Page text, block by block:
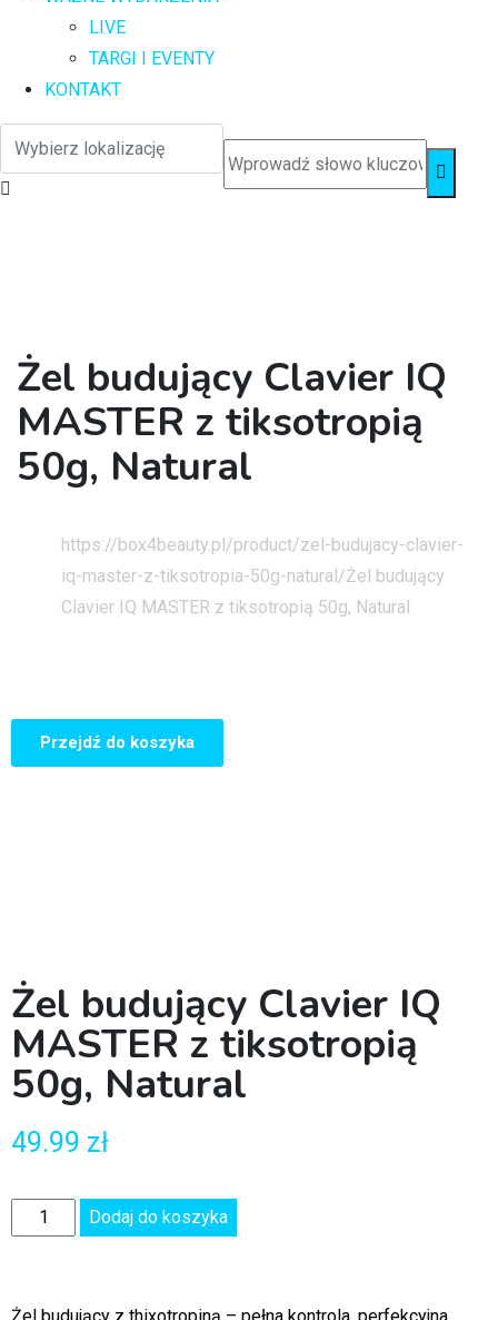
LIVE
TARGI I EVENTY
KONTAKT
Żel budujący Clavier IQ
MASTER z tiksotropią
50g, Natural
https://box4beauty.pl/product/zel-budujacy-clavier-
iq-master-z-tiksotropia-50g-natural/Żel budujący
Clavier IQ MASTER z tiksotropią 50g, Natural
Przejdź do koszyka
Żel budujący Clavier IQ
MASTER z tiksotropią
50g, Natural
49.99 zł
Dodaj do koszyka